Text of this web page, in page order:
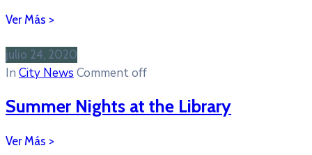
julio 24, 2020
In City News Comment off
Summer Nights at the Library